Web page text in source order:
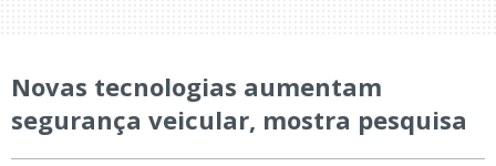
Novas tecnologias aumentam
segurança veicular, mostra pesquisa